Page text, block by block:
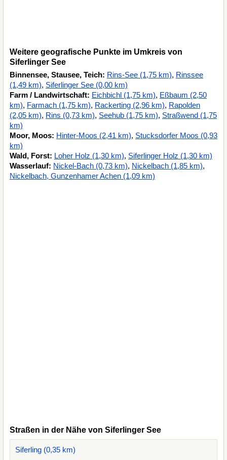
Weitere geografische Punkte im Umkreis von
Siferlinger See
Binnensee, Stausee, Teich: Rins-See (1,75 km), Rinssee
(1,49 km), Siferlinger See (0,00 km)
Farm / Landwirtschaft: Eichbichl (1,75 km), Eßbaum (2,50
km), Farmach (1,75 km), Rackerting (2,96 km), Rapolden
(2,05 km), Rins (0,73 km), Seehub (1,75 km), Straßwend (1,75
km)
Moor, Moos: Hinter-Moos (2,41 km), Stucksdorfer Moos (0,93
km)
Wald, Forst: Loher Holz (1,30 km), Siferlinger Holz (1,30 km)
Wasserlauf: Nickel-Bach (0,73 km), Nickelbach (1,85 km),
Nickelbach, Gunzenhamer Achen (1,09 km)
Straßen in der Nähe von Siferlinger See
Siferling (0,35 km)